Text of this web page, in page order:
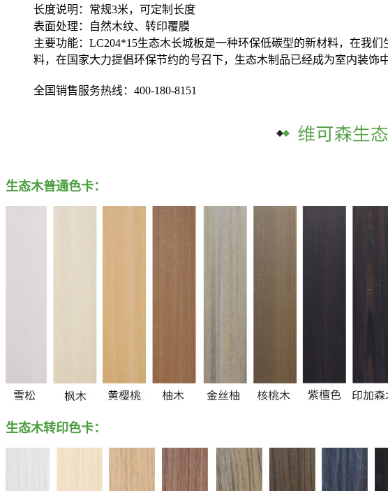
长度说明：常规3米，可定制长度
表面处理：自然木纹、转印覆膜
主要功能：LC204*15生态木长城板是一种环保低碳型的新材料，在我
料，在国家大力提倡环保节约的号召下，生态木制品已经成为室内装饰
全国销售服务热线： 400-180-8151
生态木普通色卡：
生态木转印色卡：